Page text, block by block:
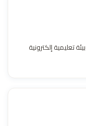
تعليمية إلكترونية